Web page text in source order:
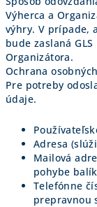
Výherca a
výhry. V prípade,
bude zaslaná
Organizátora.
Ochrana
Pre potreby
údaje.
Adresa
Mailová
pohybe
Telefónne
prepravnou